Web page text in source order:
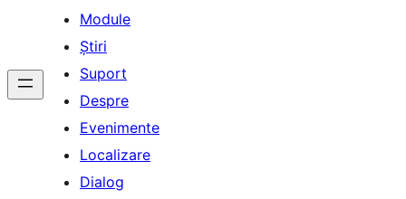
Module
Știri
Suport
Despre
Evenimente
Localizare
Dialog